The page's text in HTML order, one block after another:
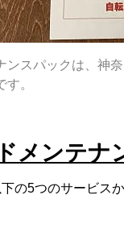
ンスパックは、神
す。
メンテナ
の5つのサービス